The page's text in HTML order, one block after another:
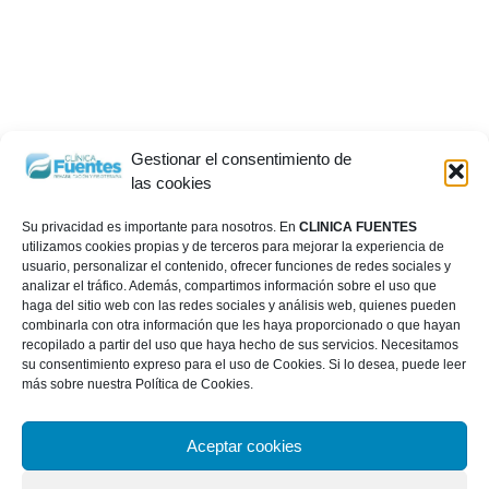
Gestionar el consentimiento de
las cookies
Su privacidad es importante para nosotros. En CLINICA FUENTES
utilizamos cookies propias y de terceros para mejorar la experiencia de
usuario, personalizar el contenido, ofrecer funciones de redes sociales y
analizar el tráfico. Además, compartimos información sobre el uso que
haga del sitio web con las redes sociales y análisis web, quienes pueden
combinarla con otra información que les haya proporcionado o que hayan
recopilado a partir del uso que haya hecho de sus servicios. Necesitamos
su consentimiento expreso para el uso de Cookies. Si lo desea, puede leer
más sobre nuestra Política de Cookies.
Aceptar cookies